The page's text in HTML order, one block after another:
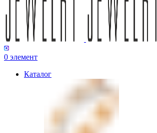
0 элемент
Каталог